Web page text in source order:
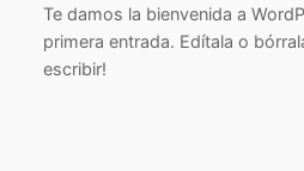
Te damos la bienvenida a
primera entrada. Edítala o
escribir!